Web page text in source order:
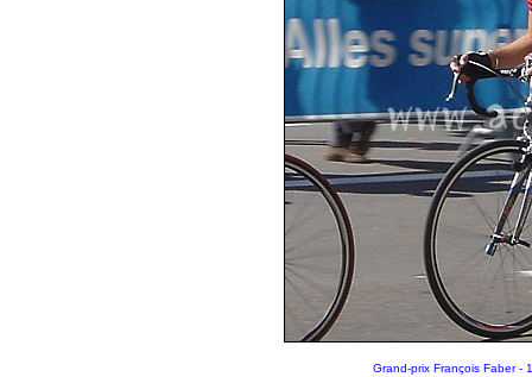
Grand-prix François Faber -